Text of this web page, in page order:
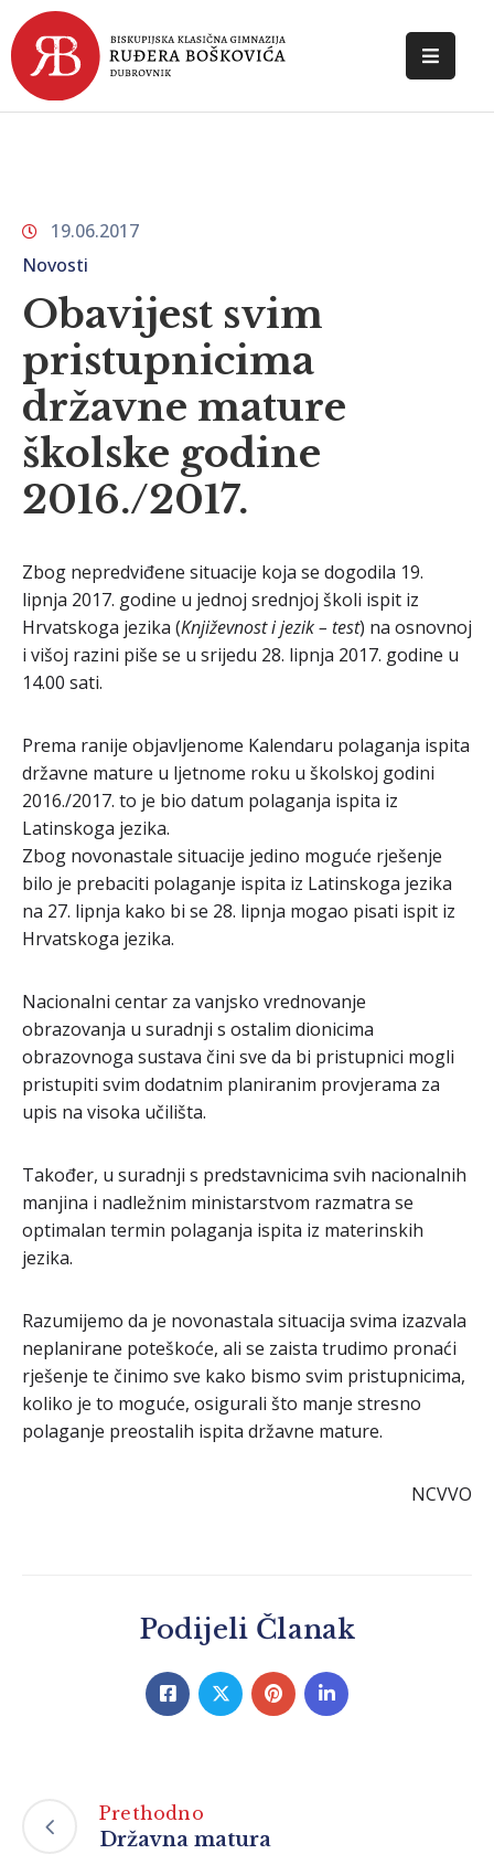
POČETNA
DOKUMENTI
KONTAKT
19.06.2017
Novosti
Obavijest svim
pristupnicima
državne mature
školske godine
2016./2017.
Zbog nepredviđene situacije koja se dogodila 19.
lipnja 2017. godine u jednoj srednjoj školi ispit iz
Hrvatskoga jezika (Književnost i jezik – test) na osnovnoj
i višoj razini piše se u srijedu 28. lipnja 2017. godine u
14.00 sati.
Prema ranije objavljenome Kalendaru polaganja ispita
državne mature u ljetnome roku u školskoj godini
2016./2017. to je bio datum polaganja ispita iz
Latinskoga jezika.
Zbog novonastale situacije jedino moguće rješenje
bilo je prebaciti polaganje ispita iz Latinskoga jezika
na 27. lipnja kako bi se 28. lipnja mogao pisati ispit iz
Hrvatskoga jezika.
Nacionalni centar za vanjsko vrednovanje
obrazovanja u suradnji s ostalim dionicima
obrazovnoga sustava čini sve da bi pristupnici mogli
pristupiti svim dodatnim planiranim provjerama za
upis na visoka učilišta.
Također, u suradnji s predstavnicima svih nacionalnih
manjina i nadležnim ministarstvom razmatra se
optimalan termin polaganja ispita iz materinskih
jezika.
Razumijemo da je novonastala situacija svima izazvala
neplanirane poteškoće, ali se zaista trudimo pronaći
rješenje te činimo sve kako bismo svim pristupnicima,
koliko je to moguće, osigurali što manje stresno
polaganje preostalih ispita državne mature.
NCVVO
Podijeli Članak
Prethodno
Državna matura